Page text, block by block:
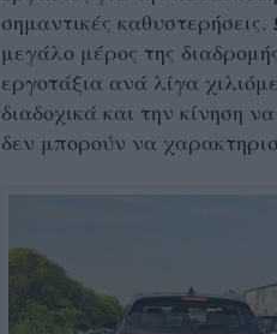
σημαντικές
μεγάλο μέρος της
εργοτάξια ανά λίγα
διαδοχικά και την κίνηση
δεν μπορούν να